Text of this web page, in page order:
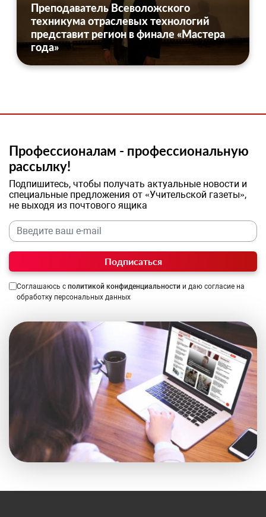
Преподаватель Всеволожского
техникума отраслевых технологий
представит регион в финале «Мастера
года»
Профессионалам - профессиональную
рассылку!
Подпишитесь, чтобы получать актуальные новости и
специальные предложения от «Учительской газеты»,
не выходя из почтового ящика
Подписаться
Соглашаюсь с политикой конфиденциальности и даю согласие на
обработку персональных данных